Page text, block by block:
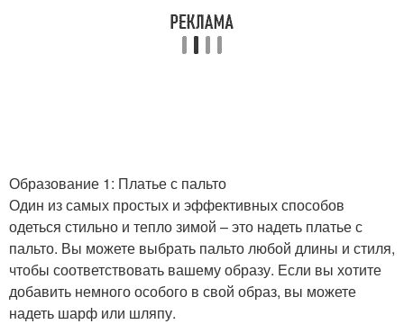
Образование 1: Платье с пальто
Один из самых простых и эффективных способов
одеться стильно и тепло зимой – это надеть платье с
пальто. Вы можете выбрать пальто любой длины и стиля,
чтобы соответствовать вашему образу. Если вы хотите
добавить немного особого в свой образ, вы можете
надеть шарф или шляпу.